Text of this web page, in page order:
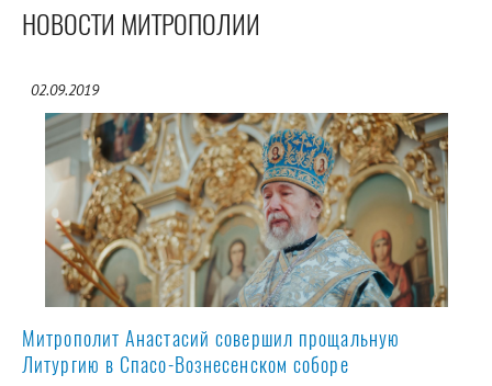
НОВОСТИ МИТРОПОЛИИ
02.09.2019
Митрополит Анастасий совершил прощальную
Литургию в Спасо-Вознесенском соборе